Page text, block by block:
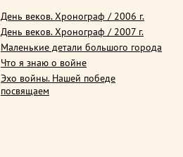
День веков. Хронограф / 2006 г.
День веков. Хронограф / 2007 г.
Маленькие детали большого города
Что я знаю о войне
Эхо войны. Нашей победе
посвящаем